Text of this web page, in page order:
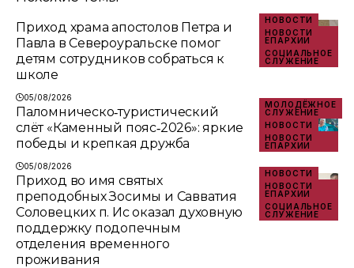
НОВОСТИ
НОВОСТИ
ЕПАРХИИ
СОЦИАЛЬНОЕ
СЛУЖЕНИЕ
Приход храма апостолов Петра и
Павла в Североуральске помог
детям сотрудников собраться к
школе
05/08/2026
МОЛОДЁЖНОЕ
СЛУЖЕНИЕ
НОВОСТИ
НОВОСТИ
ЕПАРХИИ
Паломническо‑туристический
слёт «Каменный пояс‑2026»: яркие
победы и крепкая дружба
05/08/2026
НОВОСТИ
НОВОСТИ
ЕПАРХИИ
СОЦИАЛЬНОЕ
СЛУЖЕНИЕ
Приход во имя святых
преподобных Зосимы и Савватия
Соловецких п. Ис оказал духовную
поддержку подопечным
отделения временного
проживания